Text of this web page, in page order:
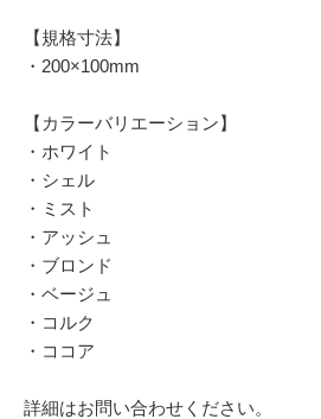
【規格寸法】
・200×100mm
【カラーバリエーション】
・ホワイト
・シェル
・ミスト
・アッシュ
・ブロンド
・ベージュ
・コルク
・ココア
詳細はお問い合わせください。